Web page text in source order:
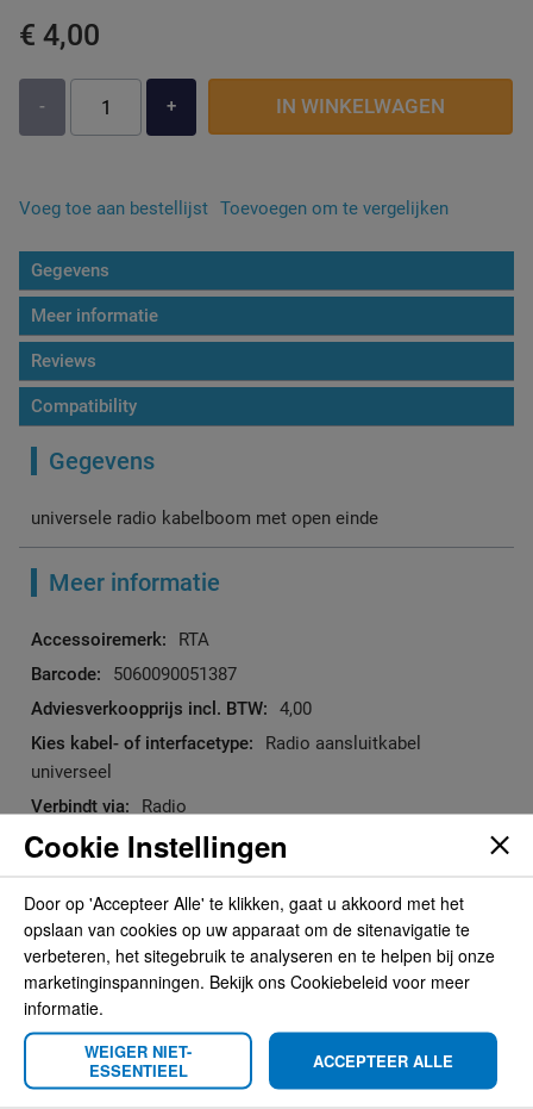
Zuignap Oplossingen
Werkverlichting
Diverse Auto
€ 4,00
- + IN WINKELWAGEN
Voeg toe aan bestellijst Toevoegen om te vergelijken
Gegevens
Meer informatie
Reviews
Compatibility
Gegevens
universele radio kabelboom met open einde
Meer informatie
Meer
informatie
RTA
5060090051387
4,00
Radio aansluitkabel
universeel
Radio
0 Universeel
Reviews
U plaatst een review over:
ISO Kabelboom, universeel, ISO - losse
draadeind
Cookie Instellingen
Door op 'Accepteer Alle' te klikken, gaat u akkoord met het
opslaan van cookies op uw apparaat om de sitenavigatie te
verbeteren, het sitegebruik te analyseren en te helpen bij onze
marketinginspanningen. Bekijk ons Cookiebeleid voor meer
informatie.
WEIGER NIET-
ESSENTIEEL
ACCEPTEER ALLE